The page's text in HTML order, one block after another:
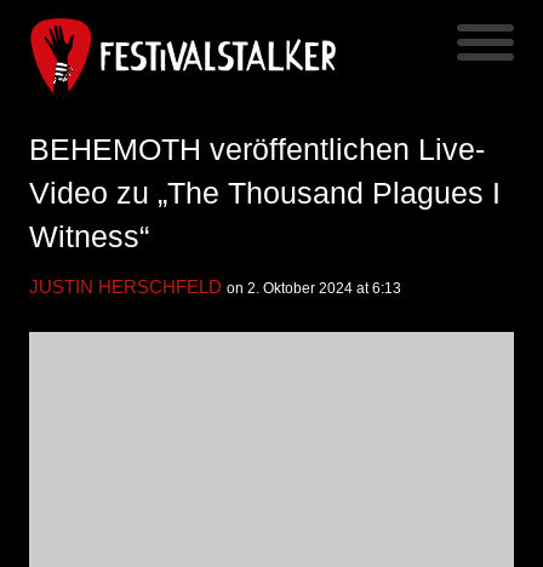
BEHEMOTH veröffentlichen Live-
Video zu „The Thousand Plagues I
Witness“
JUSTIN HERSCHFELD on 2. Oktober 2024 at 6:13